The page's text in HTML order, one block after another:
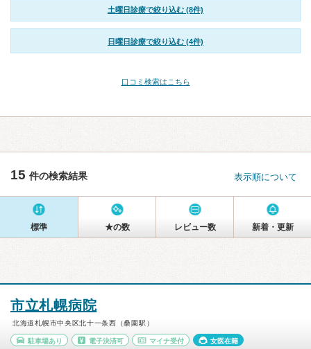
土曜日診療で絞り込む (8件)
日曜日診療で絞り込む (4件)
口コミ検索はこちら
15 件の検索結果 表示順について
標準 ★の数 レビュー数 新着・更新
市立札幌病院
北海道札幌市中央区北十一条西（桑園駅）
駐車場あり 電子決済可 マイナ受付 女医在籍